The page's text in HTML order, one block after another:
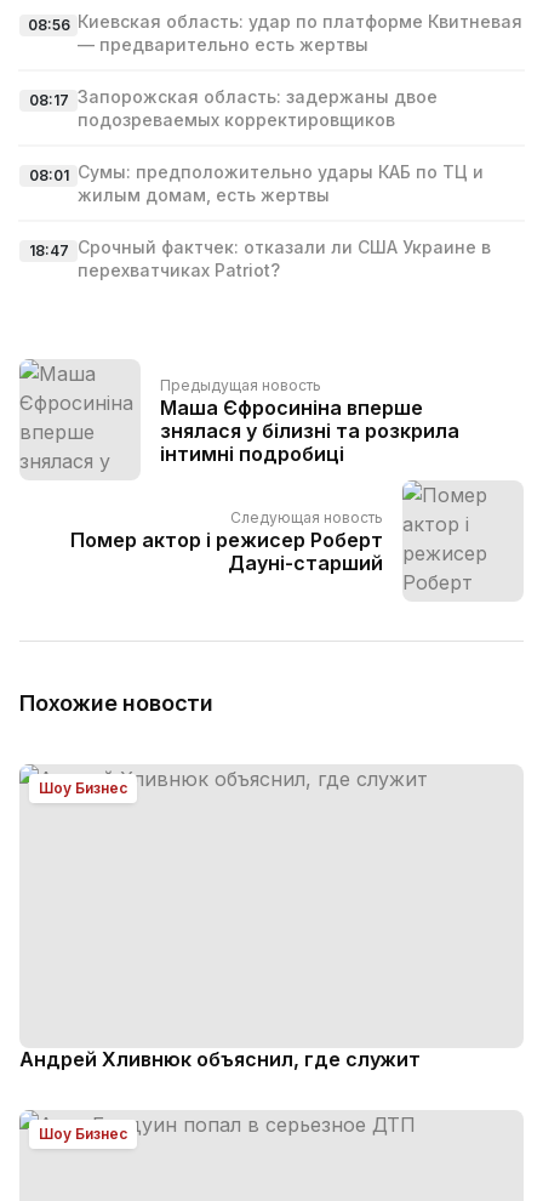
08:56 Киевская область: удар по платформе Квитневая
— предварительно есть жертвы
08:17 Запорожская область: задержаны двое
подозреваемых корректировщиков
08:01 Сумы: предположительно удары КАБ по ТЦ и
жилым домам, есть жертвы
18:47 Срочный фактчек: отказали ли США Украине в
перехватчиках Patriot?
Предыдущая новость
Маша Єфросиніна вперше
знялася у білизні та розкрила
інтимні подробиці
Следующая новость
Помер актор і режисер Роберт
Дауні-старший
Похожие новости
Шоу Бизнес
Андрей Хливнюк объяснил, где служит
Шоу Бизнес